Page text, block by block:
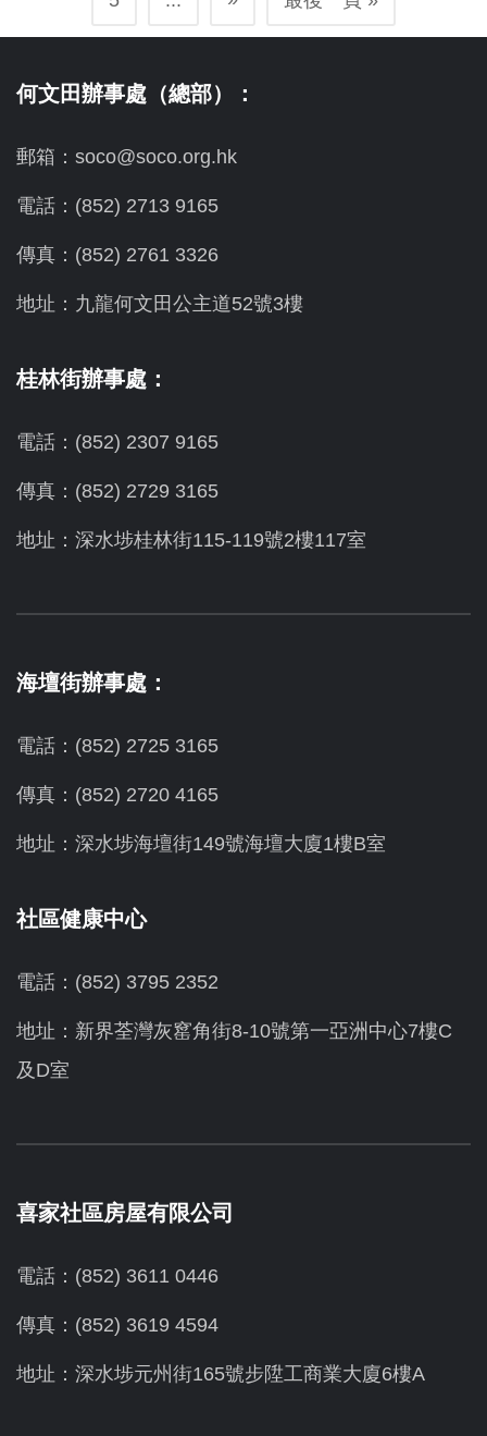
何文田辦事處（總部）：
郵箱：soco@soco.org.hk
電話：(852) 2713 9165
傳真：(852) 2761 3326
地址：九龍何文田公主道52號3樓
桂林街辦事處：
電話：(852) 2307 9165
傳真：(852) 2729 3165
地址：深水埗桂林街115-119號2樓117室
海壇街辦事處：
電話：(852) 2725 3165
傳真：(852) 2720 4165
地址：深水埗海壇街149號海壇大廈1樓B室
社區健康中心
電話：(852) 3795 2352
地址：新界荃灣灰窰角街8-10號第一亞洲中心7樓C
及D室
喜家社區房屋有限公司
電話：(852) 3611 0446
傳真：(852) 3619 4594
地址： 深水埗元州街165號步陞工商業大廈6樓A